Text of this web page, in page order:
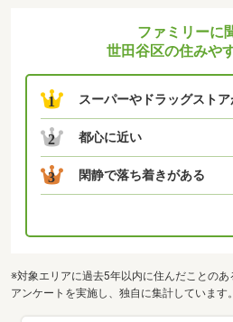
ファミリーに
世田谷区の住みや
1 スーパーやドラッグスト
2 都心に近い
3 閑静で落ち着きがある
※対象エリアに過去5年以内に住んだことの
アンケートを実施し、独自に集計しています。